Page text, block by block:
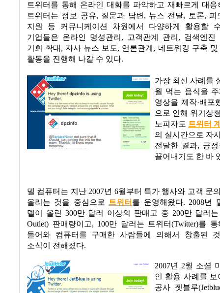
트위터를 통해 온라인 대화를 파악하고 재빠르게 대응
트위터는 정보 공유, 질문과 답변, 뉴스 전달, 토론, 피
지원 등 커뮤니케이션 차원에서 다양하게 활용할
기업들은 온라인 명성관리 , 고객관계 관리 , 검색엔진
기회 확대 , 자사 뉴스 보도, 언론관계 , 네트워킹 구축
활동을 진행해 나갈 수 있다.
가장 최신 사례를
월 먹는 음식을
영상을 제작·배포
으로 인해 위기상
노피자도 트위터
의 실시간으로 자
전달한 결과, 긍
끌어내기도 한 바
델 컴퓨터는 지난2007년 6월부터 특가 행사와 고객 문
올리는 것을 중심으로 트위터 를 운영해왔다. 2008년
델이 올린 300만 달러 이상의 판매고 중 200만 달러
Outlet) 판매량이고, 100만 달러는 트위터(Twitter)를 통
들어와 컴퓨터를 구매한 사람들에 의해서 창출된
소식이 전해졌다.
2007년 2월 소셜
인 활용 사례를
공사 젯블루